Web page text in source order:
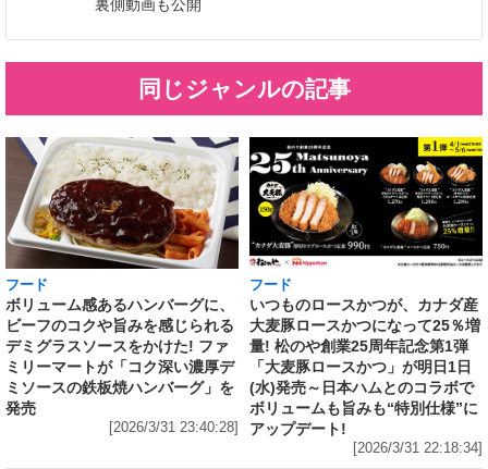
裏側動画も公開
同じジャンルの記事
フード
ボリューム感あるハンバーグに、
ビーフのコクや旨みを感じられる
デミグラスソースをかけた! ファ
ミリーマートが「コク深い濃厚デ
ミソースの鉄板焼ハンバーグ」を
発売
[2026/3/31 23:40:28]
フード
いつものロースかつが、カナダ産
大麦豚ロースかつになって25％増
量! 松のや創業25周年記念第1弾
「大麦豚ロースかつ」が明日1日
(水)発売～日本ハムとのコラボで
ボリュームも旨みも“特別仕様”に
アップデート!
[2026/3/31 22:18:34]